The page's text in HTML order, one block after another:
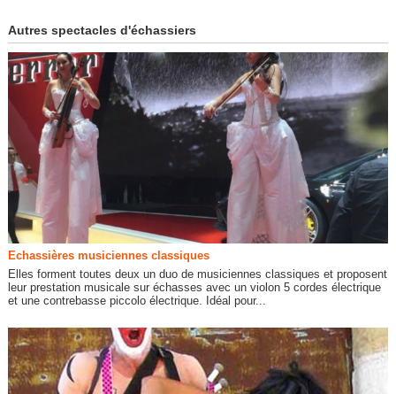
Autres spectacles d'échassiers
Echassières musiciennes classiques
Elles forment toutes deux un duo de musiciennes classiques et proposent
leur prestation musicale sur échasses avec un violon 5 cordes électrique
et une contrebasse piccolo électrique. Idéal pour...